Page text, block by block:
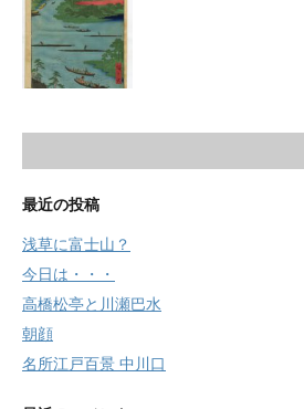
最近の投稿
浅草に富士山？
今日は・・・
高橋松亭と川瀬巴水
朝顔
名所江戸百景 中川口